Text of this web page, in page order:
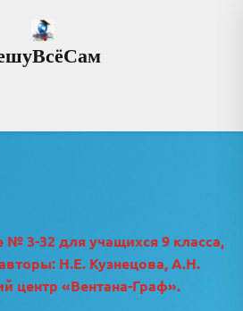
3-32 для учащихся 9 класса,
Н.Е. Кузнецова, А.Н.
центр «Вентана-Граф».